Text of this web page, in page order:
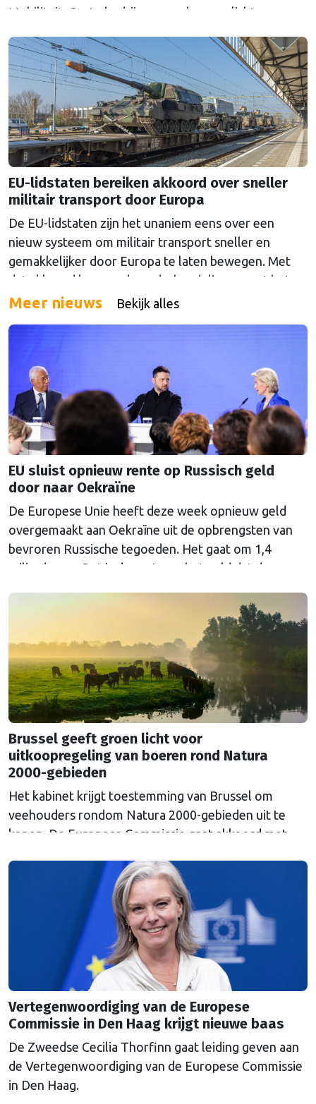
Mobiliteit. Grote bedrijven worden verplicht om
zijn volgens Nederland echter niet ambitieus genoeg.
EU-lidstaten bereiken akkoord over sneller
militair transport door Europa
De EU-lidstaten zijn het unaniem eens over een
nieuw systeem om militair transport sneller en
gemakkelijker door Europa te laten bewegen. Met
dat akkoord kunnen de onderhandelingen met het
Europees Parlement beginnen over het voorstel dat
personeel en …
Continued
Meer nieuws Bekijk alles
EU sluist opnieuw rente op Russisch geld
door naar Oekraïne
De Europese Unie heeft deze week opnieuw geld
overgemaakt aan Oekraïne uit de opbrengsten van
bevroren Russische tegoeden. Het gaat om 1,4
miljard euro. Dat is de rente op het geld dat de
Euroclear parkeerde. De EU bevroor dat geld na de
Continued
Brussel geeft groen licht voor
uitkoopregeling van boeren rond Natura
2000-gebieden
Het kabinet krijgt toestemming van Brussel om
veehouders rondom Natura 2000-gebieden uit te
kopen. De Europese Commissie gaat akkoord met
Vertegenwoordiging van de Europese
Commissie in Den Haag krijgt nieuwe baas
De Zweedse Cecilia Thorfinn gaat leiding geven aan
de Vertegenwoordiging van de Europese Commissie
in Den Haag.